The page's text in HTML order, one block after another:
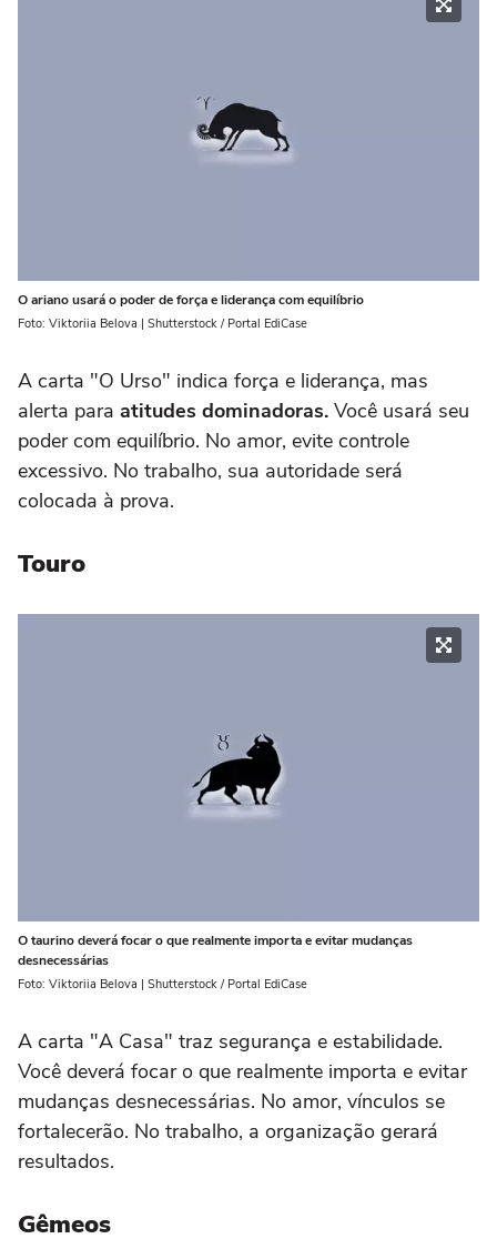
O ariano usará o poder de força e liderança com equilíbrio
Foto: Viktoriia Belova | Shutterstock / Portal EdiCase
A carta "O Urso" indica força e liderança, mas
alerta para atitudes dominadoras. Você usará seu
poder com equilíbrio. No amor, evite controle
excessivo. No trabalho, sua autoridade será
colocada à prova.
Touro
O taurino deverá focar o que realmente importa e evitar mudanças
desnecessárias
Foto: Viktoriia Belova | Shutterstock / Portal EdiCase
A carta "A Casa" traz segurança e estabilidade.
Você deverá focar o que realmente importa e evitar
mudanças desnecessárias. No amor, vínculos se
fortalecerão. No trabalho, a organização gerará
resultados.
Gêmeos